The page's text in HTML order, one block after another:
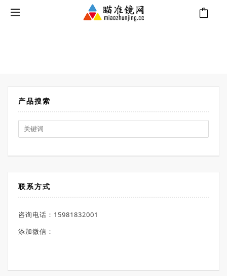
产品搜索
Search
for:
联系方式
咨询电话：15981832001
添加微信：